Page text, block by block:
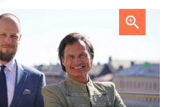
inställt på nya storsatsningar i
Foto: Ulrika Åberg